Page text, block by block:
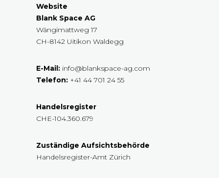
Website
Blank Space AG
Wängimattweg 17
CH-8142 Uitikon Waldegg
E-Mail: info@blankspace-ag.com
Telefon: +41 44 701 24 55
Handelsregister
CHE-104.360.679
Zuständige Aufsichtsbehörde
Handelsregister-Amt Zürich